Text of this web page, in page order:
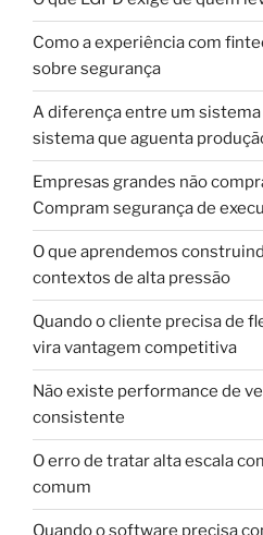
Como a experiência com
sobre segurança
A diferença entre um
sistema que aguenta
Empresas grandes não
Compram segurança de
O que aprendemos
contextos de alta pressão
Quando o cliente precisa de
vira vantagem competitiva
Não existe performance de
consistente
O erro de tratar alta escala
comum